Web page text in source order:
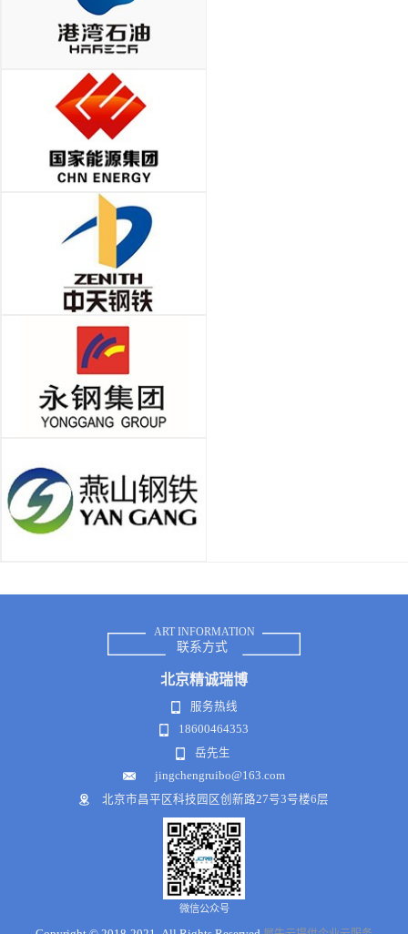
ART INFORMATION
联系方式
北京精诚瑞博
服务热线
18600464353
岳先生
jingchengruibo@163.com
北京市昌平区科技园区创新路27号3号楼6层
微信公众号